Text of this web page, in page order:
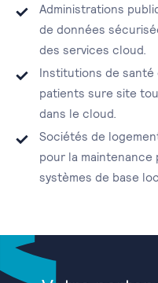
Administrations
de données
des services cloud.
Institutions de
patients sure site
dans le cloud.
Sociétés de
pour la
systèmes de base